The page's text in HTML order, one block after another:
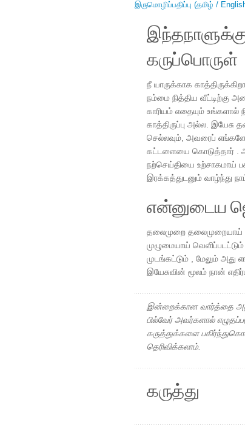
இருமொழிப்பதிப்பு (தமிழ் /
கருப்பொருள்
நீ யாருக்காக
நம்மை நித்திய வீட்டிற்கு
காரியம் எதையும் உங்களால்
காத்திருப்பு அல்ல. இயேசு
செல்லவும், அவரைப்
கட்டளையை கொடுத்தார் .
நற்செய்தியை உற்சாகமாய்
இரக்கத்துடனும் வாழ்ந்து
என்னுடைய
தலைமுறை தலைமுறையாய்
முழுமையாய்
முடங்கட்டும் , மேலும் அது
இயேசுவின் மூலம் நான்
இன்றைக்கான வார்த்தை
பில்வேர் அவர்களால்
கருத்துக்களை
தெரிவிக்கலாம்.
கருத்து